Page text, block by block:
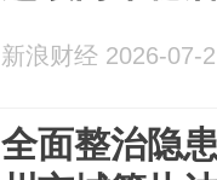
新浪财经 2026-07-
全面整治隐